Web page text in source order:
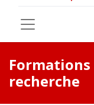
Formations
recherche